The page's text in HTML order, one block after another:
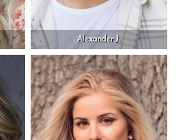
Alexander J.